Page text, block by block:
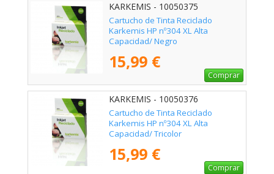
KARKEMIS - 10050375
Cartucho de Tinta Reciclado
Karkemis HP nº304 XL Alta
Capacidad/ Negro
15,99 €
Comprar
KARKEMIS - 10050376
Cartucho de Tinta Reciclado
Karkemis HP nº304 XL Alta
Capacidad/ Tricolor
15,99 €
Comprar